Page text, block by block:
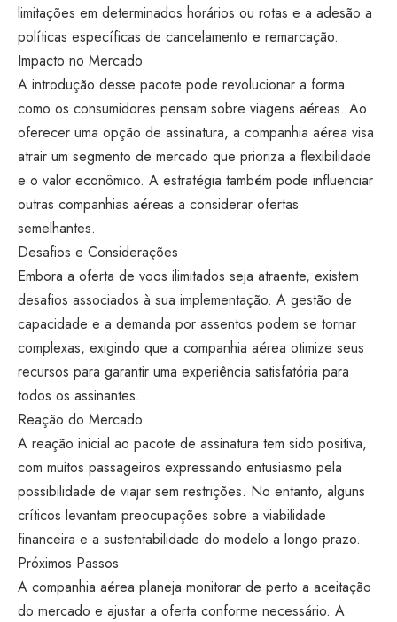
limitações em determinados horários ou rotas e a adesão a
políticas específicas de cancelamento e remarcação.
Impacto no Mercado
A introdução desse pacote pode revolucionar a forma
como os consumidores pensam sobre viagens aéreas. Ao
oferecer uma opção de assinatura, a companhia aérea visa
atrair um segmento de mercado que prioriza a flexibilidade
e o valor econômico. A estratégia também pode influenciar
outras companhias aéreas a considerar ofertas
semelhantes.
Desafios e Considerações
Embora a oferta de voos ilimitados seja atraente, existem
desafios associados à sua implementação. A gestão de
capacidade e a demanda por assentos podem se tornar
complexas, exigindo que a companhia aérea otimize seus
recursos para garantir uma experiência satisfatória para
todos os assinantes.
Reação do Mercado
A reação inicial ao pacote de assinatura tem sido positiva,
com muitos passageiros expressando entusiasmo pela
possibilidade de viajar sem restrições. No entanto, alguns
críticos levantam preocupações sobre a viabilidade
financeira e a sustentabilidade do modelo a longo prazo.
Próximos Passos
A companhia aérea planeja monitorar de perto a aceitação
do mercado e ajustar a oferta conforme necessário. A